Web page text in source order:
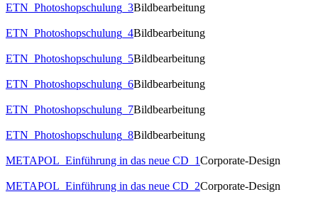
ETN_Photoshopschulung_3Bildbearbeitung
ETN_Photoshopschulung_4Bildbearbeitung
ETN_Photoshopschulung_5Bildbearbeitung
ETN_Photoshopschulung_6Bildbearbeitung
ETN_Photoshopschulung_7Bildbearbeitung
ETN_Photoshopschulung_8Bildbearbeitung
METAPOL_Einführung in das neue CD_1Corporate-Design
METAPOL_Einführung in das neue CD_2Corporate-Design